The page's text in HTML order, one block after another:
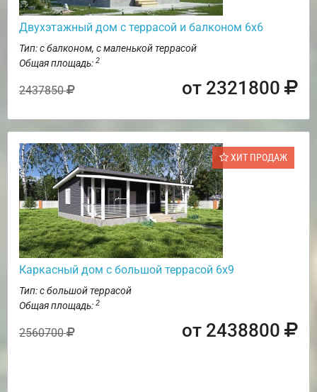
Двухэтажный дом с террасой и балконом 6х6
Тип: с балконом, с маленькой террасой
Общая площадь: 2
2437850 от 2321800
ХИТ ПРОДАЖ
Каркасный дом с большой террасой 6х9
Тип: с большой террасой
Общая площадь: 2
2560700 от 2438800